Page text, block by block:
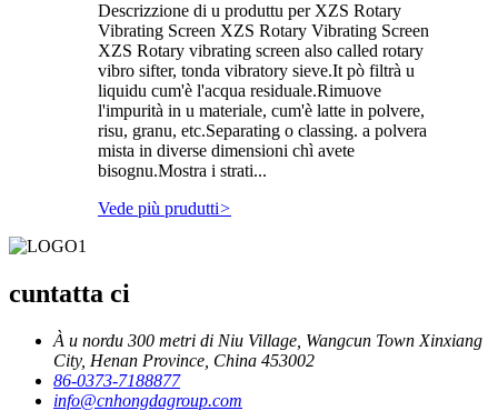
Descrizzione di u produttu per XZS Rotary
Vibrating Screen XZS Rotary Vibrating Screen
XZS Rotary vibrating screen also called rotary
vibro sifter, tonda vibratory sieve.It pò filtrà u
liquidu cum'è l'acqua residuale.Rimuove
l'impurità in u materiale, cum'è latte in polvere,
risu, granu, etc.Separating o classing. a polvera
mista in diverse dimensioni chì avete
bisognu.Mostra i strati...
Vede più prudutti>
cuntatta ci
À u nordu 300 metri di Niu Village, Wangcun Town Xinxiang
City, Henan Province, China 453002
86-0373-7188877
info@cnhongdagroup.com